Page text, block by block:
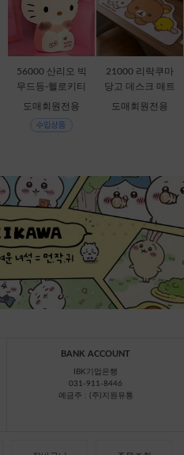
56000 산리오 빅
무드등-헬로키티
[C1-315167]
도매회원전용
21000 리락쿠마
당고 데스크 매트
[B1-069381] 할인
도매회원전용
BANK ACCOUNT
IBK기업은행
031-911-8446
예금주 : (주)지원유통